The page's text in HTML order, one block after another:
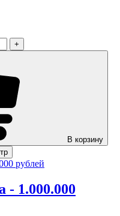
+
В корзину
- 1.000.000